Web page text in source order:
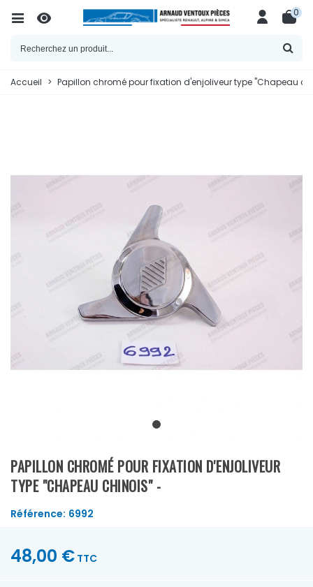
0
Accueil > Papillon chromé pour fixation d'enjoliveur type "Chapeau
PAPILLON CHROMÉ POUR FIXATION D'ENJOLIVEUR
TYPE "CHAPEAU CHINOIS" -
Référence: 6992
48,00 € TTC